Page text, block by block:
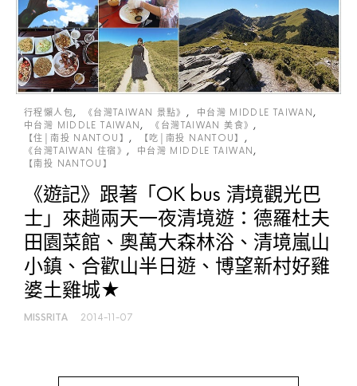
行程懶人包 《台灣TAIWAN 景點》
中台灣 MIDDLE TAIWAN
中台灣 MIDDLE TAIWAN
《台灣TAIWAN 美食》
【住│南投 NANTOU】
【吃│南投 NANTOU】
《台灣TAIWAN 住宿》
中台灣 MIDDLE TAIWAN
【南投 NANTOU】
《遊記》跟著「OK bus 清境觀光巴
士」來趟兩天一夜清境遊：德羅杜夫
田園菜館、奧萬大森林浴、清境嵐山
小鎮、合歡山半日遊、博望新村好雞
婆土雞城★
MISSRITA 2014-11-07